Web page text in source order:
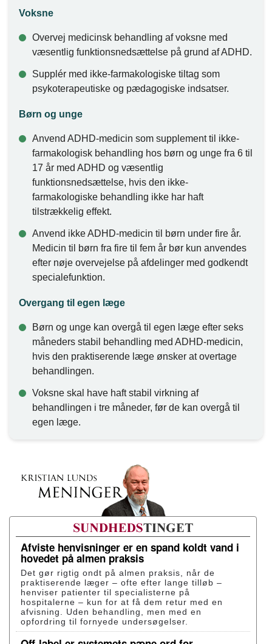
Voksne
Overvej medicinsk behandling af voksne med
væsentlig funktionsnedsættelse på grund af ADHD.
Supplér med ikke-farmakologiske tiltag som
psykoterapeutiske og pædagogiske indsatser.
Børn og unge
Anvend ADHD-medicin som supplement til ikke-
farmakologisk behandling hos børn og unge fra 6 til
17 år med ADHD og væsentlig
funktionsnedsættelse, hvis den ikke-
farmakologiske behandling ikke har haft
tilstrækkelig effekt.
Anvend ikke ADHD-medicin til børn under fire år.
Medicin til børn fra fire til fem år bør kun anvendes
efter nøje overvejelse på afdelinger med godkendt
specialefunktion.
Overgang til egen læge
Børn og unge kan overgå til egen læge efter seks
måneders stabil behandling med ADHD-medicin,
hvis den praktiserende læge ønsker at overtage
behandlingen.
Voksne skal have haft stabil virkning af
behandlingen i tre måneder, før de kan overgå til
egen læge.
Afviste henvisninger er en spand koldt vand i
hovedet på almen praksis
Det gør rigtig ondt på almen praksis, når de
praktiserende læger – ofte efter lange tilløb –
henviser patienter til specialisterne på
hospitalerne – kun for at få dem retur med en
afvisning. Uden behandling, men med en
opfordring til fornyede undersøgelser.